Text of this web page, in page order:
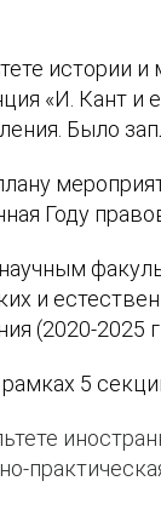
истории
«И. Кант
Было
Году
и
(2020-2025
5